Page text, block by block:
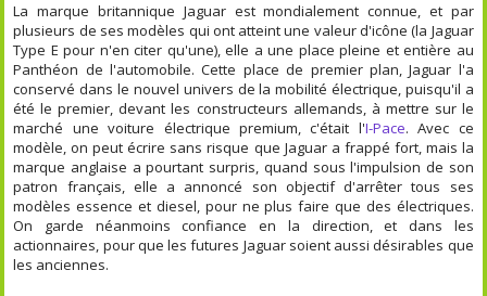
La marque britannique Jaguar est mondialement connue, et par
plusieurs de ses modèles qui ont atteint une valeur d'icône (la Jaguar
Type E pour n'en citer qu'une), elle a une place pleine et entière au
Panthéon de l'automobile. Cette place de premier plan, Jaguar l'a
conservé dans le nouvel univers de la mobilité électrique, puisqu'il a
été le premier, devant les constructeurs allemands, à mettre sur le
marché une voiture électrique premium, c'était l'I-Pace. Avec ce
modèle, on peut écrire sans risque que Jaguar a frappé fort, mais la
marque anglaise a pourtant surpris, quand sous l'impulsion de son
patron français, elle a annoncé son objectif d'arrêter tous ses
modèles essence et diesel, pour ne plus faire que des électriques.
On garde néanmoins confiance en la direction, et dans les
actionnaires, pour que les futures Jaguar soient aussi désirables que
les anciennes.